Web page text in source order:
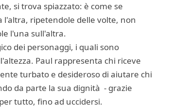
si trova spiazzato: è come se
l'altra, ripetendole delle volte, non
l'una sull'altra.
dei personaggi, i quali sono
Paul rappresenta chi riceve
turbato e desideroso di aiutare chi
da parte la sua dignità - grazie
tutto, fino ad uccidersi.